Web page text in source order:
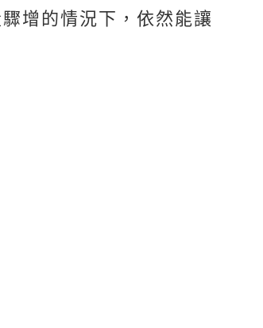
增的情況下，依然能讓